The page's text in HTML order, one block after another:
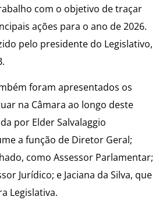
com o objetivo de traçar
ações para o ano de 2026.
pelo presidente do Legislativo,
foram apresentados os
na Câmara ao longo deste
por Elder Salvalaggio
a função de Diretor Geral;
como Assessor Parlamentar;
Jurídico; e Jaciana da Silva, que
Legislativa.